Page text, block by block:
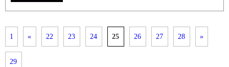
1 « 22 23 24 25 26 27 28 »
29